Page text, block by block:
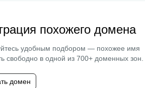
похожего домена
удобным подбором — похожее имя
свободно в одной из 700+ доменных зон.
домен